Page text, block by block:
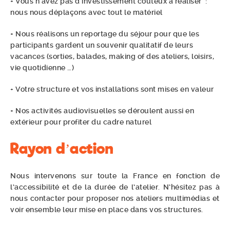
nous nous déplaçons avec tout le matériel
+ Nous réalisons un reportage du séjour pour que les
participants gardent un souvenir qualitatif de leurs
vacances (sorties, balades, making of des ateliers, loisirs,
vie quotidienne …)
+ Votre structure et vos installations sont mises en valeur
+ Nos activités audiovisuelles se déroulent aussi en
extérieur pour profiter du cadre naturel
Rayon d’action
Nous intervenons sur toute la France en fonction de
l’accessibilité et de la durée de l’atelier. N’hésitez pas à
nous contacter pour proposer nos ateliers multimédias et
voir ensemble leur mise en place dans vos structures.